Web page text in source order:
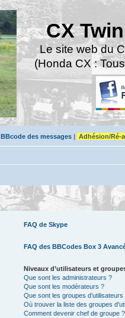
CX
Le site web du
(Honda CX :
BBcode des messages | Adhésion/Ré-
FAQ de Skype
FAQ des BBCodes Box 3
Niveaux d’utilisateurs et
Que sont les administrateurs ?
Que sont les modérateurs ?
Que sont les groupes d’utilisateurs
Où trouver la liste des groupes
Comment devenir chef de groupe ?